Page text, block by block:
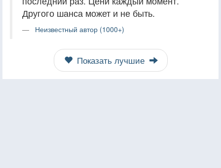
Другого шанса может и не быть.
Неизвестный автор (1000+)
Показать лучшие